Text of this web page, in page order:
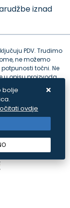
iznad
PDV. Trudimo
ne možemo
točni. Ne
u opisu proizvoda,
cijena.
bolje
ovdje